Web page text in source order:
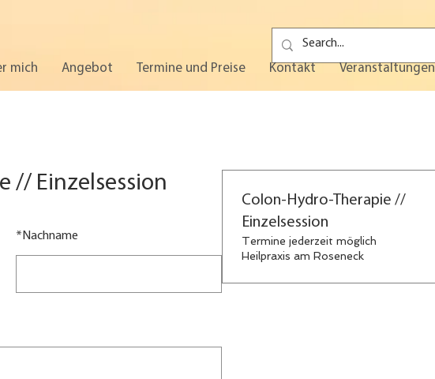
mich Angebot Termine und Preise Kontakt Veranstaltungen
// Einzelsession
* Nachname
Colon-Hydro-Therapie //
Einzelsession
Termine jederzeit möglich
Heilpraxis am Roseneck